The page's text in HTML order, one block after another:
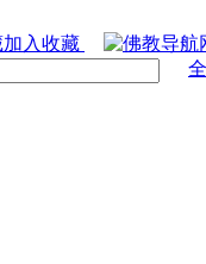
加入收藏